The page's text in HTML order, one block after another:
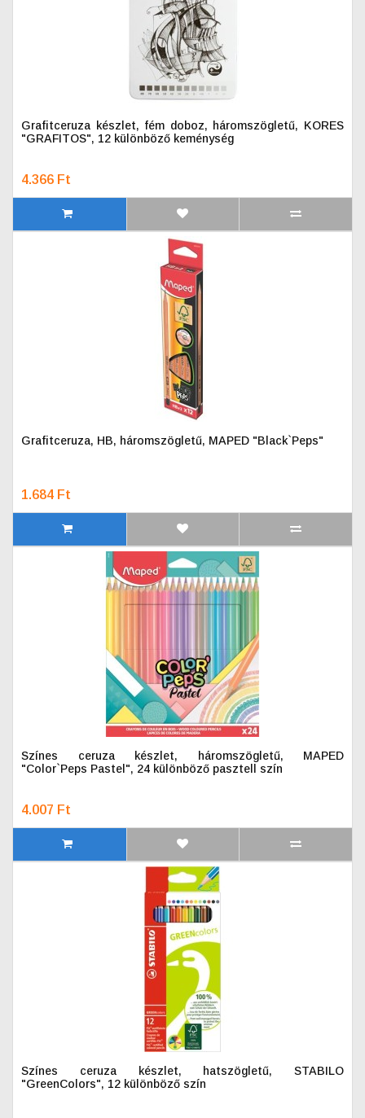
Grafitceruza készlet, fém doboz, háromszögletű, KORES
"GRAFITOS", 12 különböző keménység
4.366 Ft
Grafitceruza, HB, háromszögletű, MAPED "Black`Peps"
1.684 Ft
Színes ceruza készlet, háromszögletű, MAPED
"Color`Peps Pastel", 24 különböző pasztell szín
4.007 Ft
Színes ceruza készlet, hatszögletű, STABILO
"GreenColors", 12 különböző szín